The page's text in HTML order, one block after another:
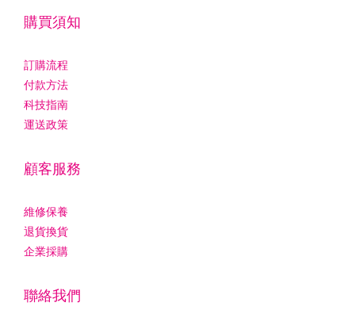
購買須知
訂購流程
付款方法
科技指南
運送政策
顧客服務
維修保養
退貨換貨
企業採購
聯絡我們